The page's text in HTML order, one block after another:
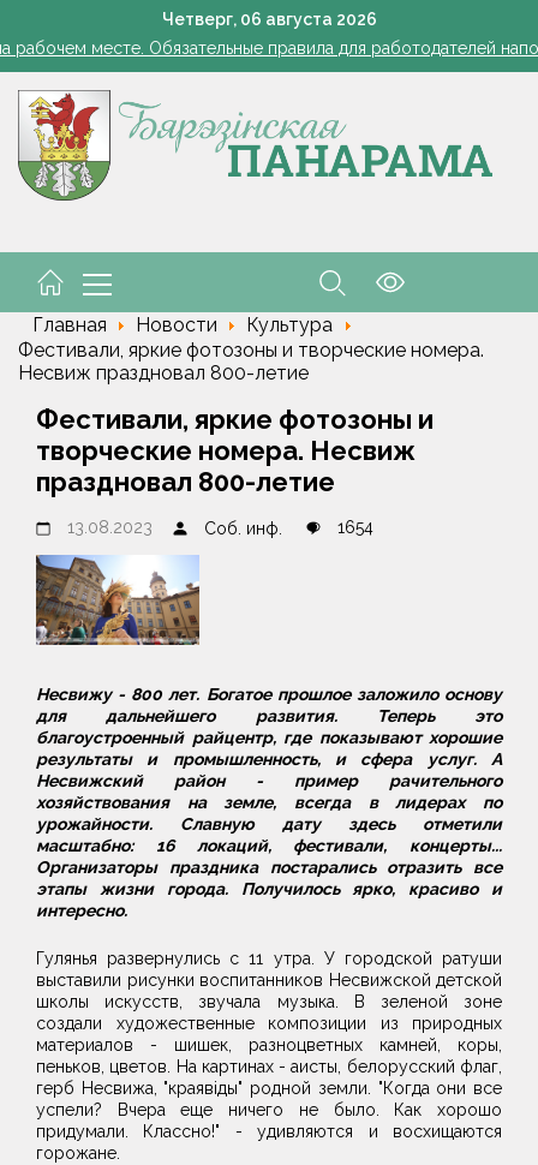
Четверг, 06 августа 2026
философию отношений с Алжиром и предложил ускорить
рабочем месте. Обязательные правила для работодателей
Косить или не косить: когда обрезка ботвы картофеля
Ребенок провалился в канализационный колодец в
философию отношений с Алжиром и предложил ускорить
Главная Новости
Культура
Фестивали, яркие фотозоны и творческие номера.
Несвиж праздновал 800-летие
Фестивали, яркие фотозоны и
творческие номера. Несвиж
праздновал 800-летие
13.08.2023 Соб. инф. 1654
Несвижу - 800 лет. Богатое прошлое заложило основу
для дальнейшего развития. Теперь это
благоустроенный райцентр, где показывают хорошие
результаты и промышленность, и сфера услуг. А
Несвижский район - пример рачительного
хозяйствования на земле, всегда в лидерах по
урожайности. Славную дату здесь отметили
масштабно: 16 локаций, фестивали, концерты...
Организаторы праздника постарались отразить все
этапы жизни города. Получилось ярко, красиво и
интересно.
Гулянья развернулись с 11 утра. У городской ратуши
выставили рисунки воспитанников Несвижской детской
школы искусств, звучала музыка. В зеленой зоне
создали художественные композиции из природных
материалов - шишек, разноцветных камней, коры,
пеньков, цветов. На картинах - аисты, белорусский флаг,
герб Несвижа, "краявiды" родной земли. "Когда они все
успели? Вчера еще ничего не было. Как хорошо
придумали. Классно!" - удивляются и восхищаются
горожане.